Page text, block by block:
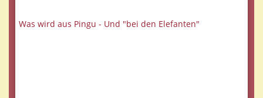
Was wird aus Pingu - Und "bei den Elefanten"